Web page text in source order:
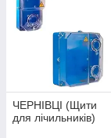
ЧЕРНІВЦІ (Щити
для лічильників)